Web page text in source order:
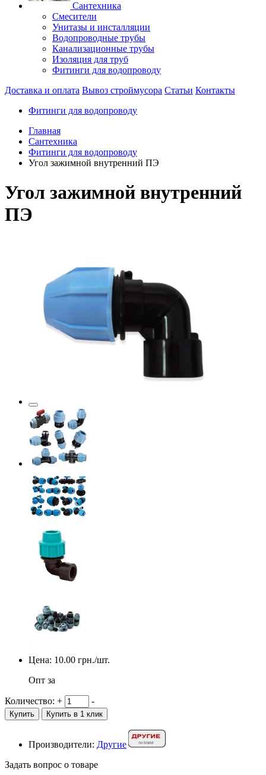
Сантехника
Смесители
Унитазы и инсталляции
Водопроводные трубы
Канализационные трубы
Изоляция для труб
Фитинги для водопроводу
Доставка и оплата Вывоз строймусора Статьи Контакты
Фитинги для водопроводу
Главная
Сантехника
Фитинги для водопроводу
Угол зажимной внутренний ПЭ
Угол зажимной внутренний
ПЭ
Цена: 10.00 грн./шт.
Опт за
Количество: + -
Купить Купить в 1 клик
Производители: Другие
Задать вопрос о товаре